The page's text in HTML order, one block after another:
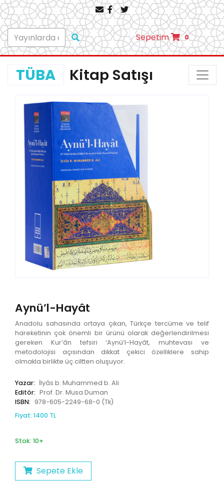
Sepetim 0
TÜBA Kitap Satışı
Aynü’l-Hayât
Anadolu sahasında ortaya çıkan, Türkçe tercüme ve telif
hareketinin çok önemli bir ürünü olarak değerlendirilmesi
gereken Kur’ân tefsiri ‘Aynü’l-Hayât, muhtevası ve
metodolojisi açısından dikkat çekici özelliklere sahip
olmakla birlikte üç ciltten oluşuyor.
Yazar: İlyâs b. Muhammed b. Ali
Editör: Prof. Dr. Musa Duman
ISBN: 978-605-2249-68-0 (Tk)
Fiyat: 1400 TL
Stok: 10+
Sepete Ekle